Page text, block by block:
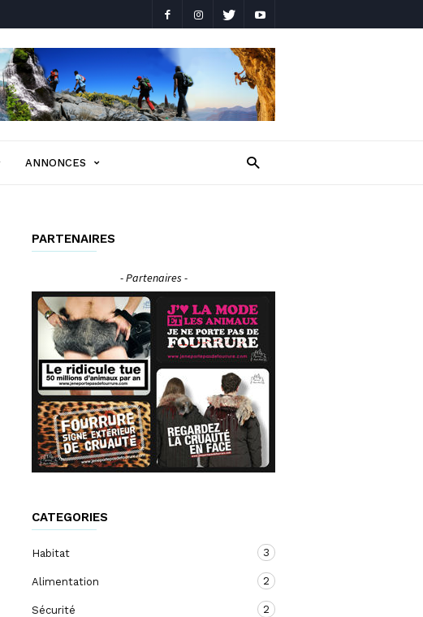
ANNONCES
PARTENAIRES
- Partenaires -
CATEGORIES
Habitat 3
Alimentation 2
Sécurité 2